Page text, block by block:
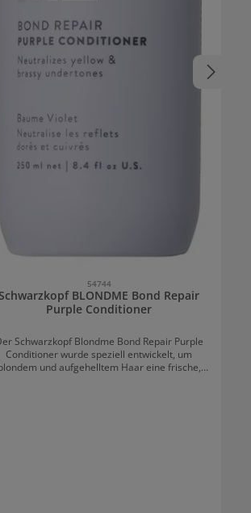
54744
BLONDME Bond Repair
Purple Conditioner
Schwarzkopf Blondme Bond Repair Purple
Conditioner wurde speziell entwickelt, um
und aufgehelltem Haar eine frische,